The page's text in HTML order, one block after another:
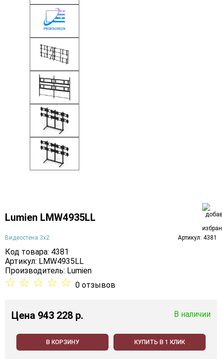
Lumien LMW4935LL
Видеостена 3х2 Артикул: 4381
Код товара: 4381
Артикул: LMW4935LL
Производитель: Lumien
☆ ☆ ☆ ☆ ☆ 0 отзывов
Цена 943 228 p. В наличии
В КОРЗИНУ КУПИТЬ В 1 КЛИК